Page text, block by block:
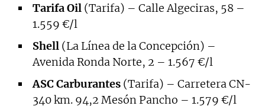
Tarifa Oil (Tarifa) – Calle Algeciras, 58 –
1.559 €/l
Shell (La Línea de la Concepción) –
Avenida Ronda Norte, 2 – 1.567 €/l
ASC Carburantes (Tarifa) – Carretera CN-
340 km. 94,2 Mesón Pancho – 1.579 €/l